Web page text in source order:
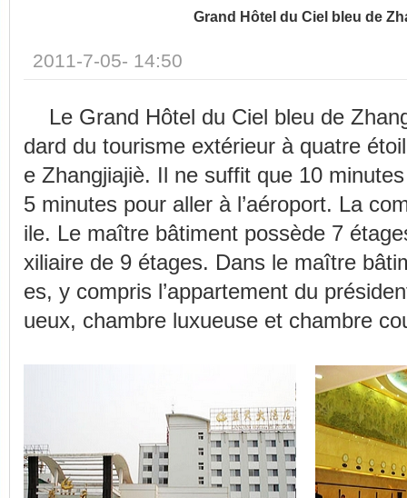
Grand Hôtel du Ciel bleu de
2011-7-05- 14:50
Le Grand Hôtel du Ciel bleu de
dard du tourisme extérieur à quatre
e Zhangjiajiè. Il ne suffit que 10
5 minutes pour aller à l’aéroport. La
ile. Le maître bâtiment possède 7
xiliaire de 9 étages. Dans le maître
es, y compris l’appartement du
ueux, chambre luxueuse et chambre